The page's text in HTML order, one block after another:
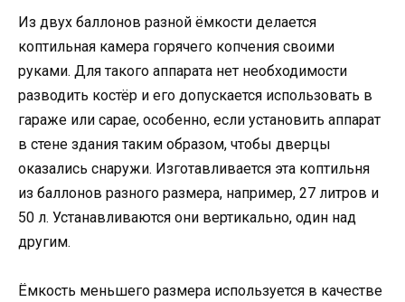
Из двух баллонов разной ёмкости делается
коптильная камера горячего копчения своими
руками. Для такого аппарата нет необходимости
разводить костёр и его допускается использовать в
гараже или сарае, особенно, если установить аппарат
в стене здания таким образом, чтобы дверцы
оказались снаружи. Изготавливается эта коптильня
из баллонов разного размера, например, 27 литров и
50 л. Устанавливаются они вертикально, один над
другим.
Ёмкость меньшего размера используется в качестве